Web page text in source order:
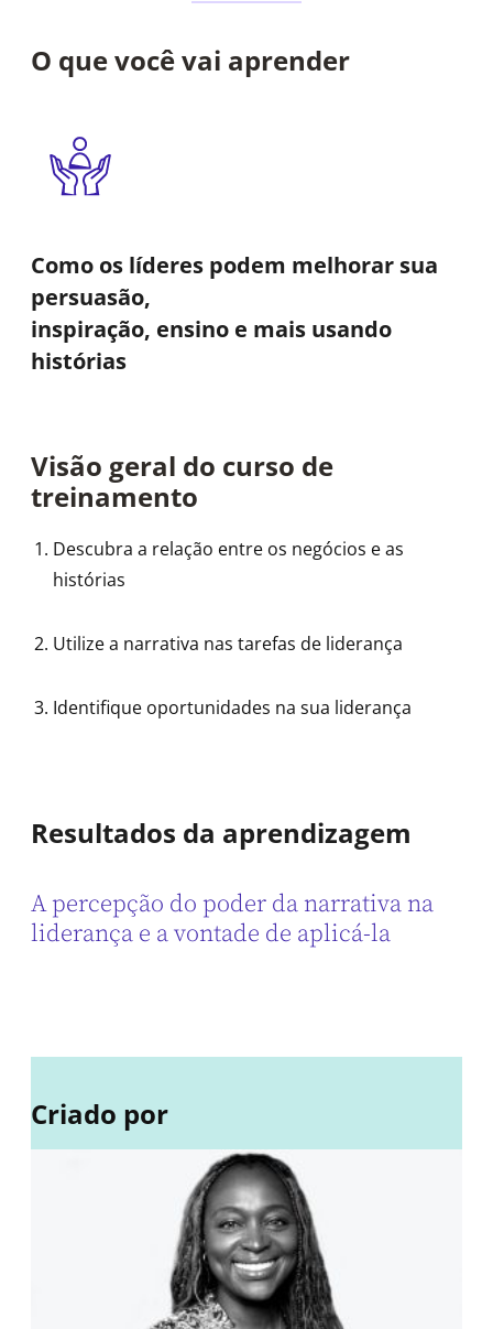
O que você vai aprender
Como os líderes podem melhorar sua
persuasão,
inspiração, ensino e mais usando
histórias
Visão geral do curso de
treinamento
Descubra a relação entre os negócios e as
histórias
Utilize a narrativa nas tarefas de liderança
Identifique oportunidades na sua liderança
Resultados da aprendizagem
A percepção do poder da narrativa na
liderança e a vontade de aplicá-la
Criado por